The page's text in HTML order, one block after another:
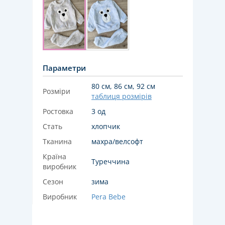
Параметри
Розміри
80 см, 86 см, 92 см
таблиця розмірів
Ростовка
3 од
Стать
хлопчик
Тканина
махра/велсофт
Країна
виробник
Туреччина
Сезон
зима
Виробник
Pera Bebe